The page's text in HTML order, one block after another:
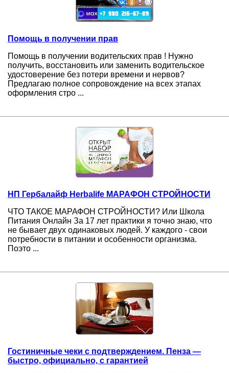
Помощь в получении прав
Помощь в получении водительских прав ! Нужно
получить, восстановить или заменить водительское
удостоверение без потери времени и нервов?
Предлагаю полное сопровождение на всех этапах
оформления стро ...
НП Гербалайф Herbalife МАРАФОН СТРОЙНОСТИ
ЧТО ТАКОЕ МАРАФОН СТРОЙНОСТИ? Или Школа
Питания Онлайн За 17 лет практики я точно знаю, что
не бывает двух одинаковых людей. У каждого - свои
потребности в питании и особенности организма.
Поэто ...
Гостиничные чеки с подтверждением. Пенза —
быстро, официально, с гарантией